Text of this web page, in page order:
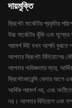
দায়মুক্তি
ক্রিপ্টো মার্কেটের
উচ্চ মার্কেটের ঝুঁকি এবং
পরামর্শ দিই যখন আপনি বুঝতে
আপনার ক্রিপ্টো বিনিয়োগের
আপনার অভিজ্ঞতার স্তর,
ক্রিপ্টোকারেন্সি কেনার আগে
আর্থিক পরামর্শ নয়, এবং
নয়। আপনার বিনিয়োগ এবং